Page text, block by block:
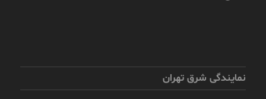
نمایندگی شرق تهران